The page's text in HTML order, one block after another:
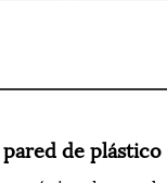
de plástico